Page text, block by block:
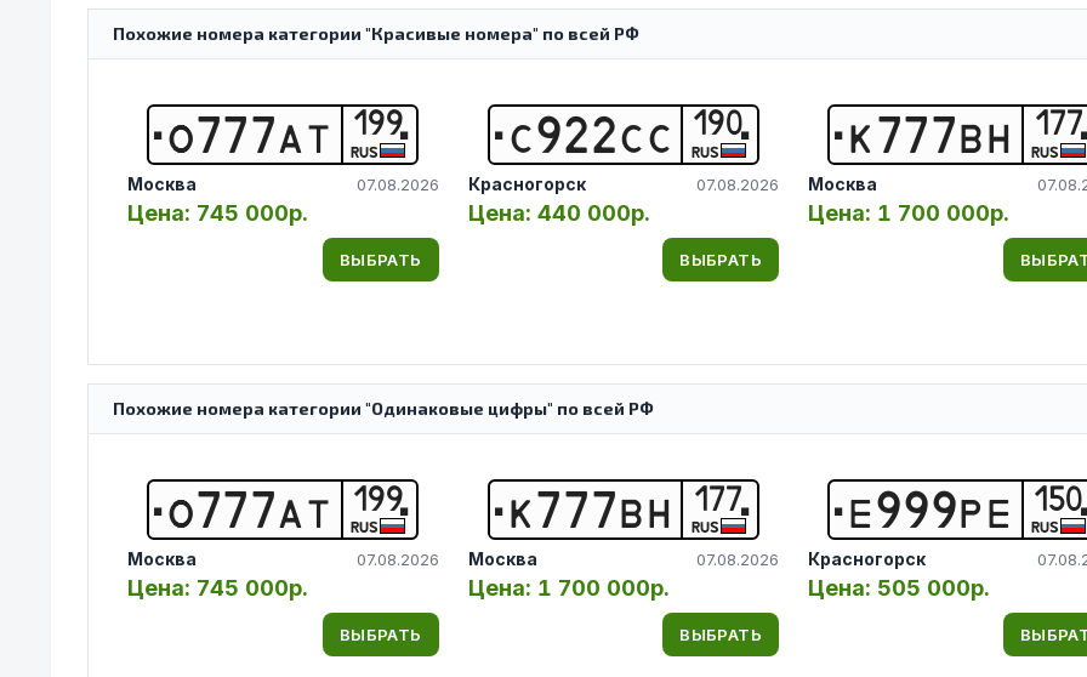
Похожие номера категории "Красивые номера" по всей РФ
О777А Т 199
RUS
Москва 07.08.2026
Цена: 745 000р.
ВЫБРАТЬ
С922СС 190
RUS
Красногорск 07.08.2026
Цена: 440 000р.
ВЫБРАТЬ
К 777ВН 177
RUS
Москва
Цена: 1 700 000р.
Похожие номера категории "Одинаковые цифры" по всей РФ
О777А Т 199
RUS
Москва 07.08.2026
Цена: 745 000р.
ВЫБРАТЬ
К777ВН 177
RUS
Москва 07.08.2026
Цена: 1 700 000р.
ВЫБРАТЬ
Е999Р Е 150
RUS
Красногорск
Цена: 505 000р.